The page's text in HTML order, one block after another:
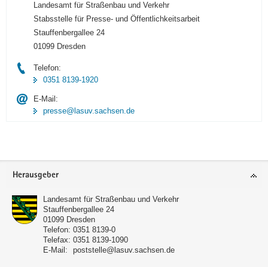
Landesamt für Straßenbau und Verkehr
Stabsstelle für Presse- und Öffentlichkeitsarbeit
Stauffenbergallee 24
01099 Dresden
Telefon:
0351 8139-1920
E-Mail:
presse@lasuv.sachsen.de
Footer-
Herausgeber
Landesamt für Straßenbau und Verkehr
Stauffenbergallee 24
01099 Dresden
Telefon: 0351 8139-0
Telefax: 0351 8139-1090
E-Mail:
poststelle@lasuv.sachsen.de